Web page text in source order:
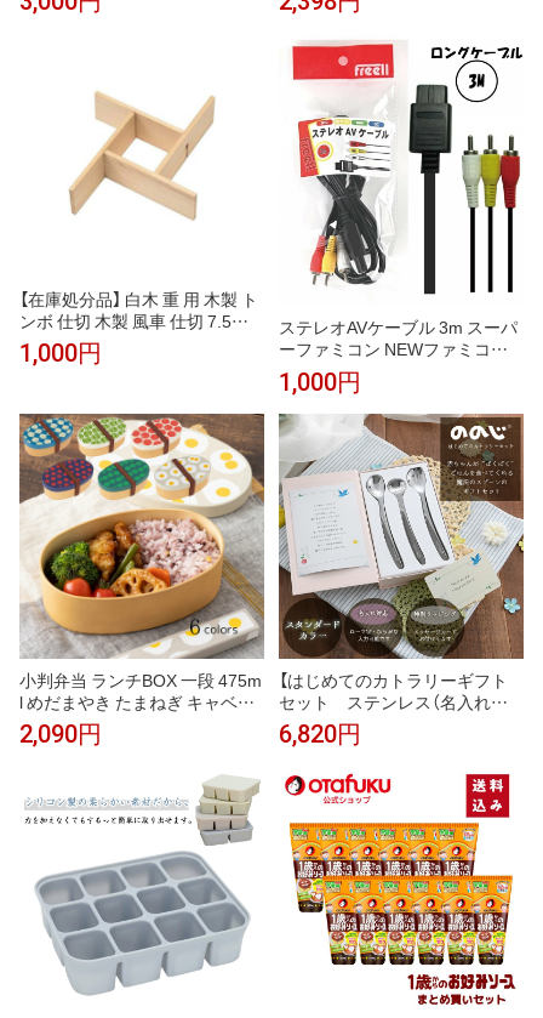
ォーク付き 離乳食 ひっくり返ら
【在庫処分品】 白木 重 用 木製 ト
ンボ 仕切 木製 風車 仕切 7.5寸
仕切り おせち お節料理 お重 お
重箱 重箱 弁当 お弁当 日本製 国
い 和食器 洋食器 飲食店 業務用
1,000円
ステレオAVケーブル 3m スーパ
ーファミコン NEWファミコン N
intendo64 ゲームキューブ 対応
互換ケーブル 互換品 ファミコン
ケーブル AV仕様 ロングケーブ
ル
1,000円
小判弁当 ランチBOX 一段 475m
l めだまやき たまねぎ キャベツ
りんご ミニトマト ブロッコリー
おしゃれ プレゼント かまわぬ
2,090円
【はじめてのカトラリーギフト
セット ステンレス（名入れ
有・無）】・ 宅配便対象・ 送料無
料・ カトラリー ベビースプーン
プレゼント ギフト ラッピング
おしゃれ 出産祝い 1歳 誕生日 今
治タオル 練習 すくいやすい
6,820円